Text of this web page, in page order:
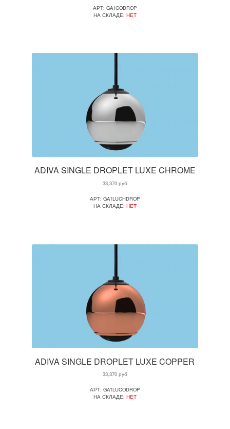
АРТ: GA1GODROP
НА СКЛАДЕ: НЕТ
ADIVA SINGLE DROPLET LUXE CHROME
33,370руб
АРТ: GA1LUCHDROP
НА СКЛАДЕ: НЕТ
ADIVA SINGLE DROPLET LUXE COPPER
33,370руб
АРТ: GA1LUCODROP
НА СКЛАДЕ: НЕТ